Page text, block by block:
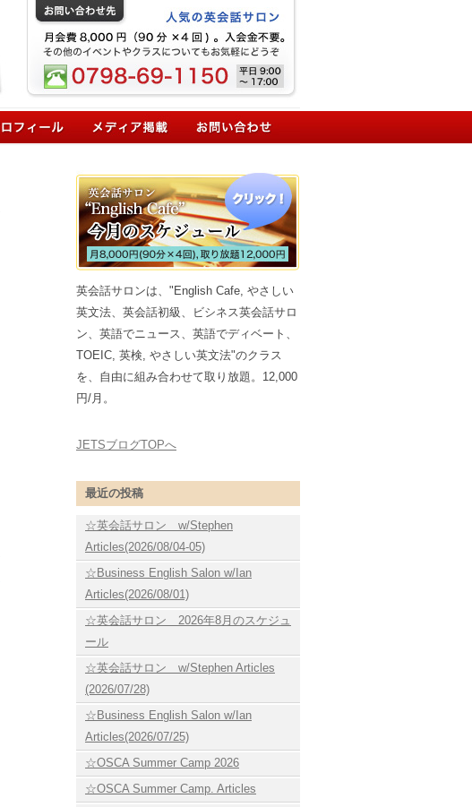
英会話サロンは、"English Cafe, やさしい
英文法、英会話初級、ビシネス英会話サロ
ン、英語でニュース、英語でディベート、
TOEIC, 英検, やさしい英文法"のクラス
を、自由に組み合わせて取り放題。12,000
円/月。
JETSブログTOPへ
最近の投稿
☆英会話サロン w/Stephen
Articles(2026/08/04-05)
☆Business English Salon w/Ian
Articles(2026/08/01)
☆英会話サロン 2026年8月のスケジュ
ール
☆英会話サロン w/Stephen Articles
(2026/07/28)
☆Business English Salon w/Ian
Articles(2026/07/25)
☆OSCA Summer Camp 2026
☆OSCA Summer Camp. Articles